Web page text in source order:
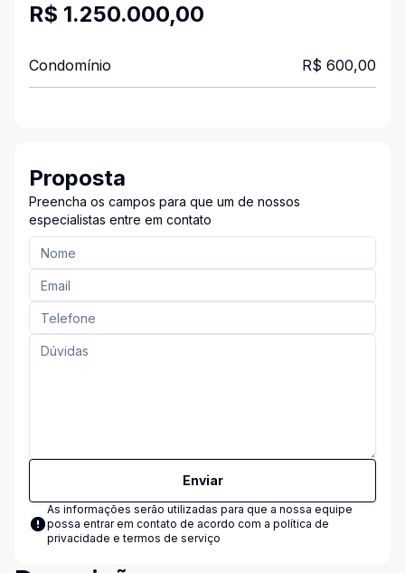
R$ 1.250.000,00
Condomínio R$ 600,00
Proposta
Preencha os campos para que um de nossos
especialistas entre em contato
Enviar
As informações serão utilizadas para que a nossa equipe
possa entrar em contato de acordo com a política de
privacidade e termos de serviço